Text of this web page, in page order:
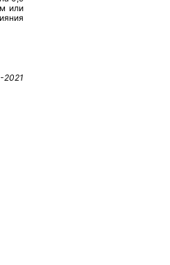
или
2021